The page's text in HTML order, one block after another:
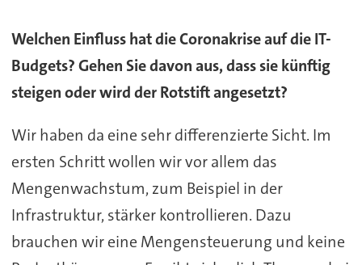
Welchen Einfluss hat die Coronakrise auf die IT-
Budgets? Gehen Sie davon aus, dass sie künftig
steigen oder wird der Rotstift angesetzt?
Wir haben da eine sehr differenzierte Sicht. Im
ersten Schritt wollen wir vor allem das
Mengenwachstum, zum Beispiel in der
Infrastruktur, stärker kontrollieren. Dazu
brauchen wir eine Mengensteuerung und keine